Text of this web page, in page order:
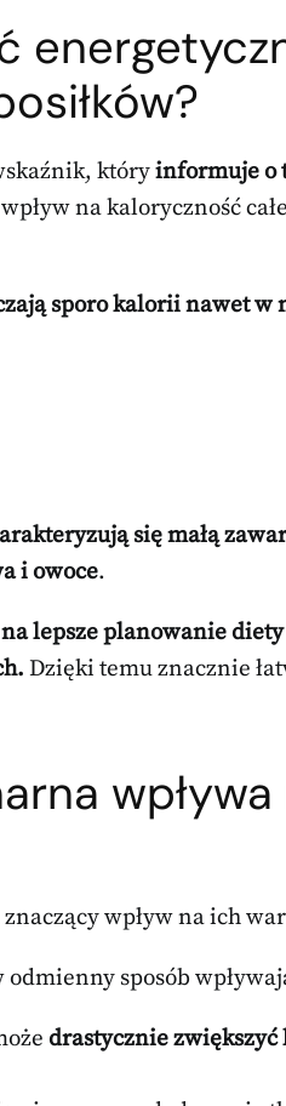
któryinformuje o
na kaloryczność
sporo kalorii nawet
się małą
i owoce.
lepsze planowanie
Dzięki temu znacznie
wpływ na ich
odmienny sposób
drastycznie zwiększyć